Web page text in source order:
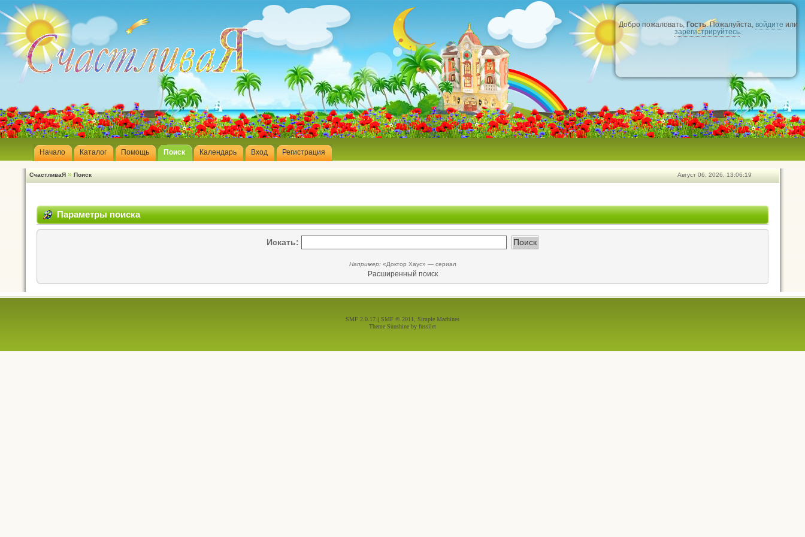
Добро пожаловать,Гость. Пожалуйста, войдите или
зарегистрируйтесь.
Начало Каталог Помощь Поиск Календарь Вход Регистрация
Август 06, 2026, 13:06:19
СчастливаЯ » Поиск
Параметры поиска
Искать:
Например: «Доктор Хаус» — сериал
Расширенный поиск
SMF 2.0.17 | SMF © 2011, Simple Machines
Theme Sunshine by fussilet